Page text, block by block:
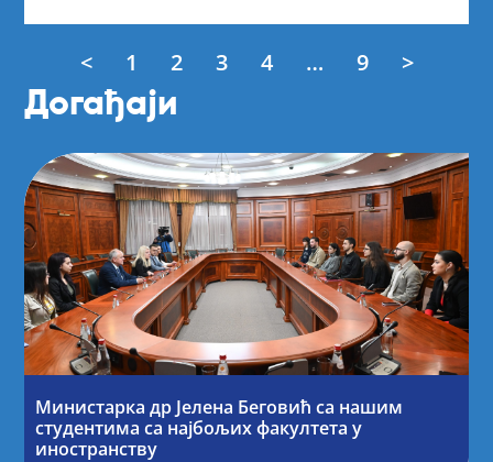
< 1 2 3 4 … 9 >
Догађаји
Министарка др Јелена Беговић са нашим
студентима са најбољих факултета у
иностранству